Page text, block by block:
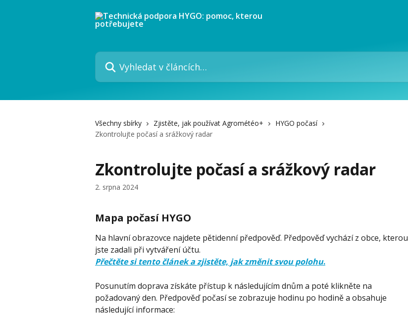
Vyhledat v článcích…
Všechny sbírky Zjistěte, jak používat Agrométéo+
HYGO počasí
Zkontrolujte počasí a srážkový radar
Zkontrolujte počasí a srážkový radar
2. srpna 2024
Mapa počasí HYGO
Na hlavní obrazovce najdete pětidenní předpověď. Předpověď vychází z obce, kterou
jste zadali při vytváření účtu.
Přečtěte si tento článek a zjistěte, jak změnit svou polohu.
Posunutím doprava získáte přístup k následujícím dnům a poté klikněte na
požadovaný den. Předpověď počasí se zobrazuje hodinu po hodině a obsahuje
následující informace: